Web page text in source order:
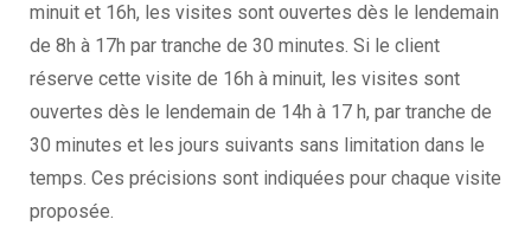
minuit et 16h, les visites sont ouvertes dès le lendemain
de 8h à 17h par tranche de 30 minutes. Si le client
réserve cette visite de 16h à minuit, les visites sont
ouvertes dès le lendemain de 14h à 17 h, par tranche de
30 minutes et les jours suivants sans limitation dans le
temps. Ces précisions sont indiquées pour chaque visite
proposée.